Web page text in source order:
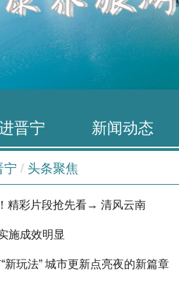
晋宁 新闻动态
宁 / 头条聚焦
精彩片段抢先看→ 清风云南
施成效明显
新玩法” 城市更新点亮夜的新篇章